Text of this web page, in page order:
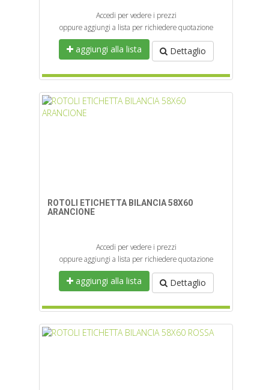
Accedi per vedere i prezzi
oppure aggiungi a lista per richiedere quotazione
aggiungi alla lista Dettaglio
ROTOLI ETICHETTA BILANCIA 58X60
ARANCIONE
Accedi per vedere i prezzi
oppure aggiungi a lista per richiedere quotazione
aggiungi alla lista Dettaglio